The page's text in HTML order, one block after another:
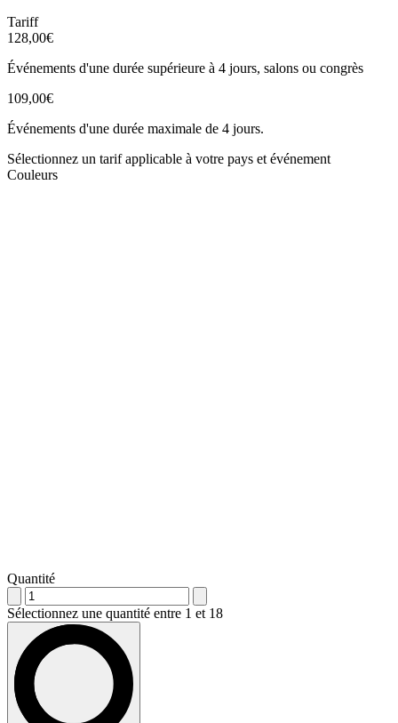
Tariff
128,00€
Événements d'une durée supérieure à 4 jours, salons ou congrès
109,00€
Événements d'une durée maximale de 4 jours.
Sélectionnez un tarif applicable à votre pays et événement
Couleurs
Quantité
Sélectionnez une quantité entre 1 et 18